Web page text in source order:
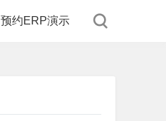
预约ERP演示